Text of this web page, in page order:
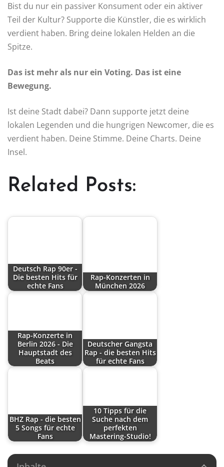
Bist du nur ein passiver Konsument oder ein aktiver
Teil der Kultur? Supporte die Künstler, die es wirklich
verdient haben. Bring deine lokalen Helden an die
Spitze.
Das ist mehr als nur ein Voting. Das ist eine
Bewegung.
Ist deine Stadt dabei? Dann supporte jetzt deine
lokalen Legenden und die hungrigen Newcomer, die es
verdient haben. Deine Stimme. Deine Charts. Deine
Insel.
Related Posts:
Deutsch Rap 90er -
Die besten Hits für
echte Fans
Rap-Konzerten in
München 2026
Rap-Konzerte in
Berlin 2026 - Die
Hauptstadt des
Beats
Deutscher Gangsta
Rap - die besten Hits
für echte Fans
BHZ Rap - die besten
5 Songs für echte
Fans
10 Tipps für die
Suche nach dem
perfekten
Mastering-Studio!